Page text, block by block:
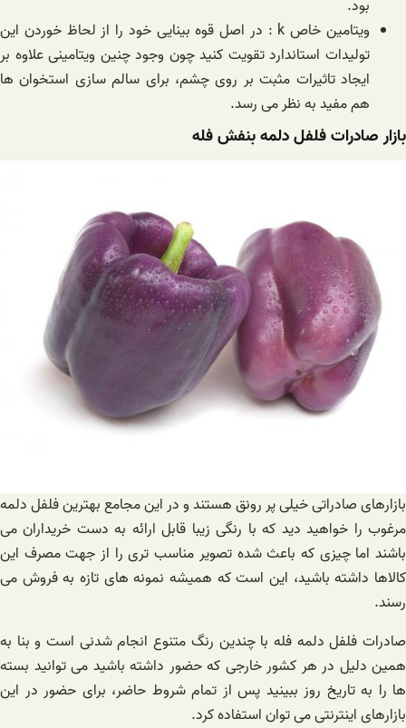
بود.
ویتامین خاص k : در اصل قوه بینایی خود را از لحاظ خوردن این
تولیدات استاندارد تقویت کنید چون وجود چنین ویتامینی علاوه بر
ایجاد تاثیرات مثبت بر روی چشم، برای سالم سازی استخوان ها
هم مفید به نظر می رسد.
بازار صادرات فلفل دلمه بنفش فله
بازارهای صادراتی خیلی پر رونق هستند و در این مجامع بهترین فلفل دلمه
مرغوب را خواهید دید که با رنگی زیبا قابل ارائه به دست خریداران می
باشند اما چیزی که باعث شده تصویر مناسب تری را از جهت مصرف این
کالاها داشته باشید، این است که همیشه نمونه های تازه به فروش می
رسند.
صادرات فلفل دلمه فله با چندین رنگ متنوع انجام شدنی است و بنا به
همین دلیل در هر کشور خارجی که حضور داشته باشید می توانید بسته
ها را به تاریخ روز ببینید پس از تمام شروط حاضر، برای حضور در این
بازارهای اینترنتی می توان استفاده کرد.